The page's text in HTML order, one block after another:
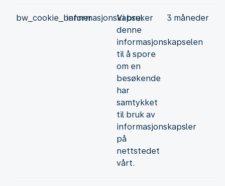
bw_cookie_bannerinformasjonskapsel
Vi bruker
denne
informasjonskapselen
til å spore
om en
besøkende
har
samtykket
til bruk av
informasjonskapsler
på
nettstedet
vårt.
3 måneder